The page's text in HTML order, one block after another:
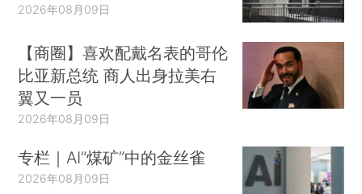
2026年08月09日
【商圈】喜欢配戴名表的哥伦
比亚新总统 商人出身拉美右
翼又一员
2026年08月09日
专栏｜AI“煤矿”中的金丝雀
2026年08月09日